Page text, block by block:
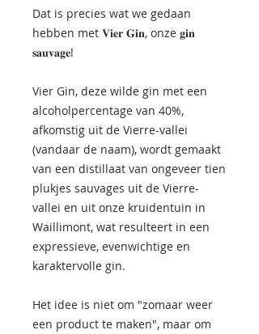
Dat is precies wat we gedaan
hebben met 𝐕𝐢𝐞𝐫 𝐆𝐢𝐧, onze 𝐠𝐢𝐧
𝐬𝐚𝐮𝐯𝐚𝐠𝐞!
Vier Gin, deze wilde gin met een
alcoholpercentage van 40%,
afkomstig uit de Vierre-vallei
(vandaar de naam), wordt gemaakt
van een distillaat van ongeveer tien
plukjes sauvages uit de Vierre-
vallei en uit onze kruidentuin in
Waillimont, wat resulteert in een
expressieve, evenwichtige en
karaktervolle gin.
Het idee is niet om "zomaar weer
een product te maken", maar om